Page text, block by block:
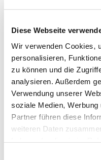
Diese Webseite
Wir verwenden Cookies,
personalisieren,
zu können und die
analysieren. Außerdem
Verwendung unserer
soziale Medien,
Partner führen diese
weiteren Daten